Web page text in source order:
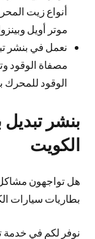
أنواع زيت
موتر أويل
نعمل في بنشر
مصفاة الوقود
الوقود للمحرك
بنشر
الكويت
هل تواجهون مشاكل
بطاريات سيارات
نوفر لكم في خدمة